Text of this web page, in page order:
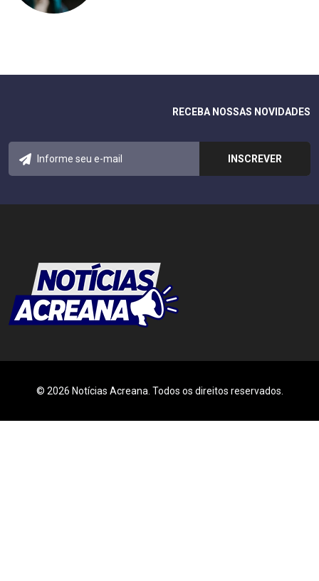
RECEBA NOSSAS NOVIDADES
© 2026 Notícias Acreana. Todos os direitos reservados.